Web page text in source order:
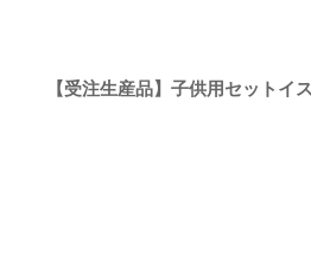
【受注生産品】子供用セット